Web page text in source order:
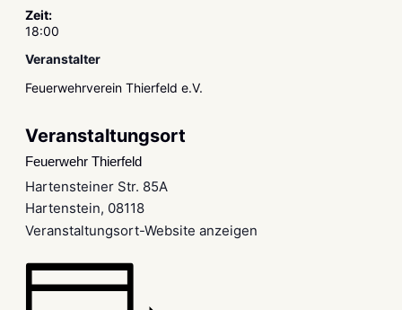
Zeit:
18:00
Veranstalter
Feuerwehrverein Thierfeld e.V.
Veranstaltungsort
Feuerwehr Thierfeld
Hartensteiner Str. 85A
Hartenstein, 08118
Veranstaltungsort-Website anzeigen